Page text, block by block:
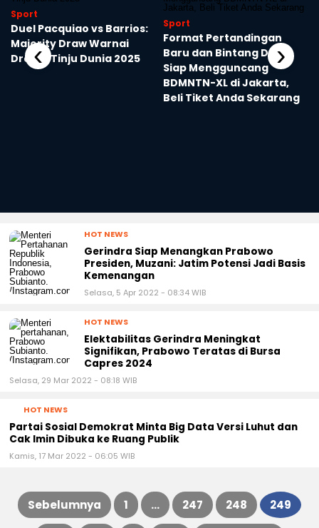
Sport
Duel Pacquiao vs Barrios:
Majority Draw Warnai
Drama Tinju Dunia 2025
Sport
Format Pertandingan
Baru dan Bintang Dunia
Siap Mengguncang
BDMNTN-XL di Jakarta,
Beli Tiket Anda Sekarang
‹ ›
HOT NEWS
Gerindra Siap Menangkan Prabowo
Presiden, Muzani: Jatim Potensi Jadi Basis
Kemenangan
Selasa, 5 Apr 2022 - 08:34 WIB
HOT NEWS
Elektabilitas Gerindra Meningkat
Signifikan, Prabowo Teratas di Bursa
Capres 2024
Selasa, 29 Mar 2022 - 08:18 WIB
HOT NEWS
Partai Sosial Demokrat Minta Big Data Versi Luhut dan
Cak Imin Dibuka ke Ruang Publik
Kamis, 17 Mar 2022 - 06:05 WIB
Paginasi
Sebelumnya 1 … 247 248 249